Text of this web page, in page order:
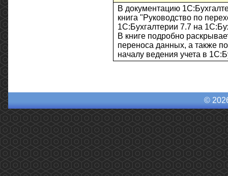
В документацию
книга "Руководство по
1С:Бухгалтерии 7.7 на
В книге подробно
переноса данных, а также
началу ведения учета в
©